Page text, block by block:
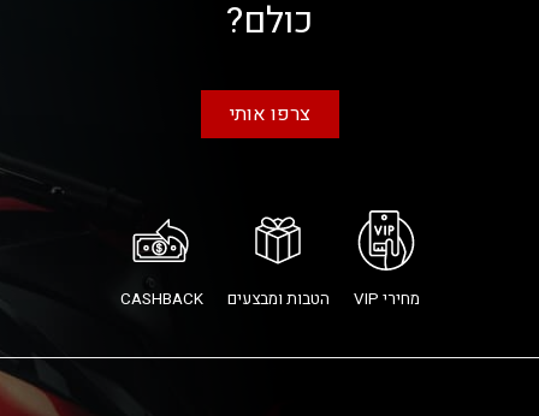
כולם?
צרפו אותי
מחירי VIP הטבות ומבצעים CASHBACK